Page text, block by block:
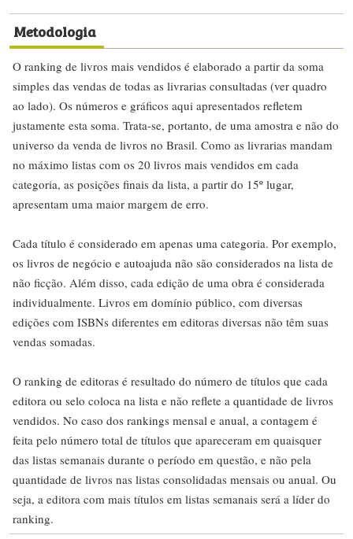
Metodologia
O ranking de livros mais vendidos é elaborado a partir da soma
simples das vendas de todas as livrarias consultadas (ver quadro
ao lado). Os números e gráficos aqui apresentados refletem
justamente esta soma. Trata-se, portanto, de uma amostra e não do
universo da venda de livros no Brasil. Como as livrarias mandam
no máximo listas com os 20 livros mais vendidos em cada
categoria, as posições finais da lista, a partir do 15º lugar,
apresentam uma maior margem de erro.
Cada título é considerado em apenas uma categoria. Por exemplo,
os livros de negócio e autoajuda não são considerados na lista de
não ficção. Além disso, cada edição de uma obra é considerada
individualmente. Livros em domínio público, com diversas
edições com ISBNs diferentes em editoras diversas não têm suas
vendas somadas.
O ranking de editoras é resultado do número de títulos que cada
editora ou selo coloca na lista e não reflete a quantidade de livros
vendidos. No caso dos rankings mensal e anual, a contagem é
feita pelo número total de títulos que apareceram em quaisquer
das listas semanais durante o período em questão, e não pela
quantidade de livros nas listas consolidadas mensais ou anual. Ou
seja, a editora com mais títulos em listas semanais será a líder do
ranking.